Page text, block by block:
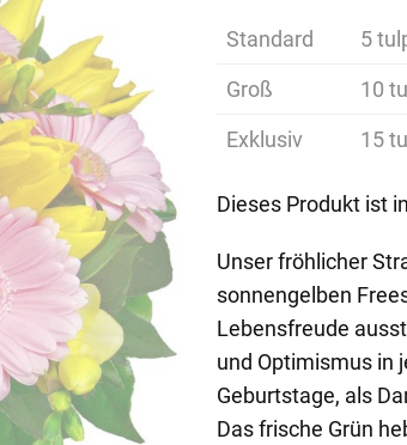
Standard
5
Groß
10
Exklusiv
15
Dieses Produkt ist
Unser fröhlicher
sonnengelben
Lebensfreude
und Optimismus in
Geburtstage, als
Das frische Grün